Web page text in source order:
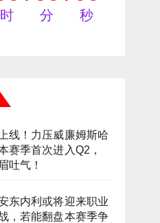
时 分 秒
线！力压威廉姆斯哈
赛季首次进入Q2，
吐气！
东内利或将迎来职业
，若能翻盘本赛季争